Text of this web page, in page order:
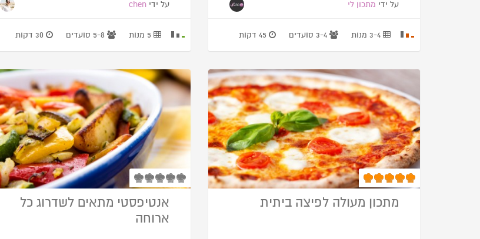
על ידי מתכון לי על ידי chen
מתכון מעולה לפיצה ביתית
אנטיפסטי מתאים לשדרוג כל
ארוחה